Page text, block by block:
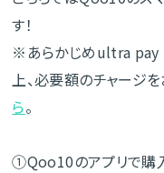
す！
※あらかじめultra pay
上、必要額のチャージ
ら。
①Qoo10のアプリで購